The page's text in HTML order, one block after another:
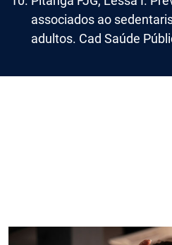
associados ao
adultos. Cad Saúde
Imagem de capa